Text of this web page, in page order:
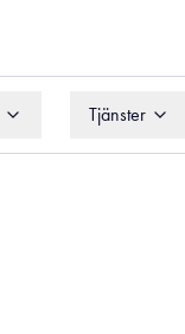
Tjänster